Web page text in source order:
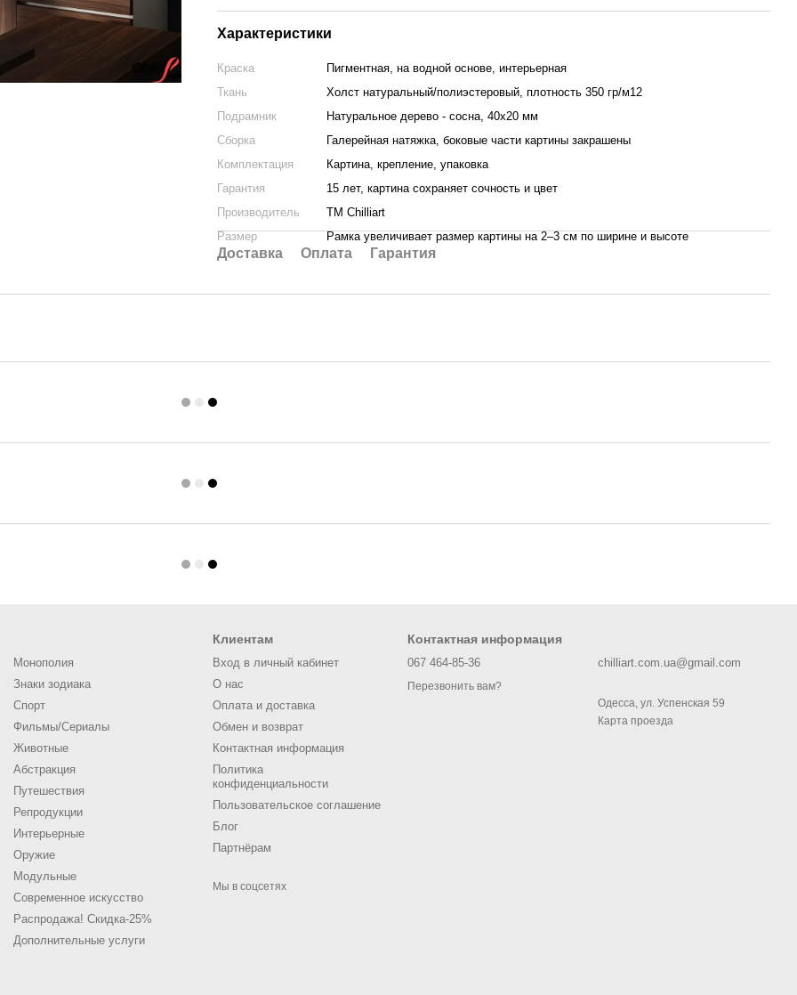
Характеристики
Краска
Пигментная, на водной основе, интерьерная
Ткань
Холст натуральный/полиэстеровый, плотность 350 гр/м12
Подрамник
Натуральное дерево - сосна, 40x20 мм
Сборка
Галерейная натяжка, боковые части картины закрашены
Комплектация
Картина, крепление, упаковка
Гарантия
15 лет, картина сохраняет сочность и цвет
Производитель
ТМ Chilliart
Размер
Рамка увеличивает размер картины на 2–3 см по ширине и высоте
Доставка Оплата Гарантия
Монополия
Знаки зодиака
Спорт
Фильмы/Сериалы
Животные
Абстракция
Путешествия
Репродукции
Интерьерные
Оружие
Модульные
Современное искусство
Распродажа! Скидка-25%
Дополнительные услуги
Клиентам
Вход в личный кабинет
О нас
Оплата и доставка
Обмен и возврат
Контактная информация
Политика
конфиденциальности
Пользовательское соглашение
Блог
Партнёрам
Мы в соцсетях
Контактная информация
067 464-85-36
Перезвонить вам?
chilliart.com.ua@gmail.com
Одесса, ул. Успенская 59
Карта проезда